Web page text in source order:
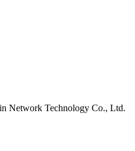
Network Technology Co., Ltd.